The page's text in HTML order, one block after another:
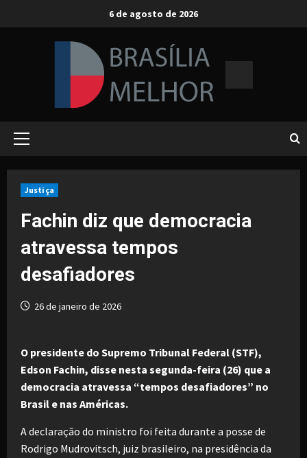
6 de agosto de 2026
Primary
Justiça
Fachin diz que democracia
atravessa tempos
desafiadores
26 de janeiro de 2026
O presidente do Supremo Tribunal Federal (STF),
Edson Fachin, disse nesta segunda-feira (26) que a
democracia atravessa “tempos desafiadores” no
Brasil e nas Américas.
A declaração do ministro foi feita durante a posse de
Rodrigo Mudrovitsch, juiz brasileiro, na presidência da